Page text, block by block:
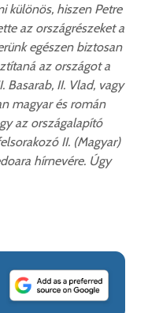
különös, hiszen Petre
az országrészeket a
egészen biztosan
az országot a
Basarab, II. Vlad, vagy
magyar és román
az országalapító
II. (Magyar)
hírnevére. Úgy